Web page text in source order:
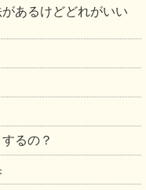
あるけどどれがいい
るの？